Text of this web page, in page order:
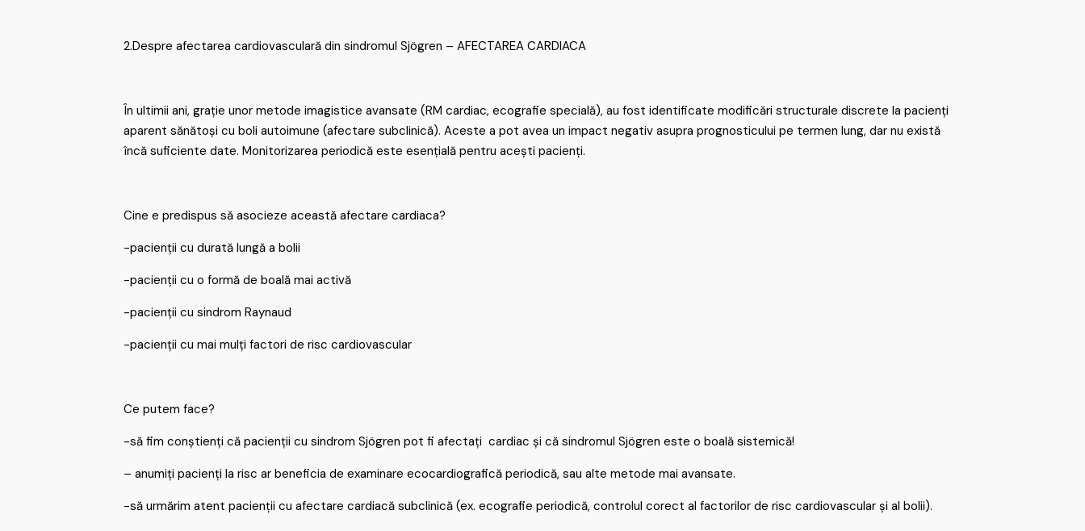
2.Despre afectarea cardiovasculară din sindromul Sjögren – AFECTAREA CARDIACA
În ultimii ani, grație unor metode imagistice avansate (RM cardiac, ecografie specială), au fost identificate modificări structurale discrete la pacienți
aparent sănătoși cu boli autoimune (afectare subclinică). Aceste a pot avea un impact negativ asupra prognosticului pe termen lung, dar nu există
încă suficiente date. Monitorizarea periodică este esențială pentru acești pacienți.
Cine e predispus să asocieze această afectare cardiaca?
-pacienții cu durată lungă a bolii
-pacienții cu o formă de boală mai activă
-pacienții cu sindrom Raynaud
-pacienții cu mai mulți factori de risc cardiovascular
Ce putem face?
-să fim conștienți că pacienții cu sindrom Sjögren pot fi afectați cardiac și că sindromul Sjögren este o boală sistemică!
– anumiți pacienți la risc ar beneficia de examinare ecocardiografică periodică, sau alte metode mai avansate.
-să urmărim atent pacienții cu afectare cardiacă subclinică (ex. ecografie periodică, controlul corect al factorilor de risc cardiovascular și al bolii).